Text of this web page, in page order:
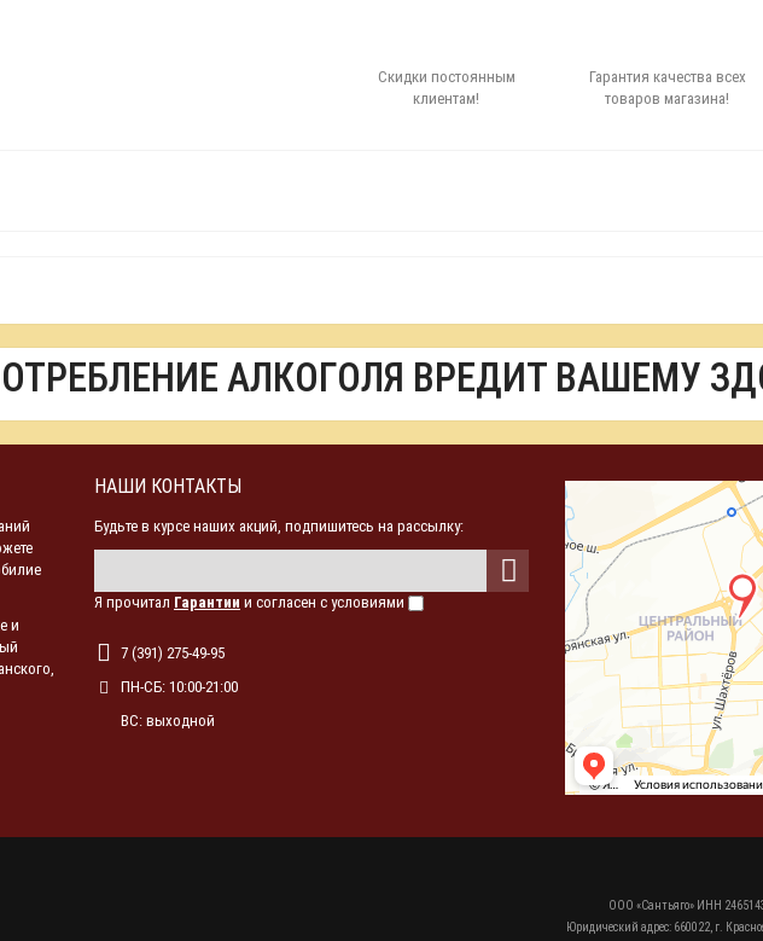
Скидки постоянным
клиентам!
Гарантия качества всех
товаров магазина!
АЛКОГОЛЯ ВРЕДИТ ВАШЕМУ
и
НАШИ КОНТАКТЫ
Будьте в курсе наших акций, подпишитесь на рассылку:
Я прочитал Гарантии и согласен с условиями
7 (391) 275-49-95
ПН-СБ: 10:00-21:00
ВС: выходной
ООО «Сантьяго» ИНН
Юридический адрес: 660022, г.